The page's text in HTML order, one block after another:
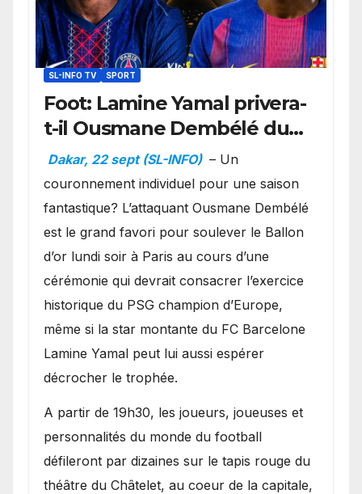
SL-INFO TV SPORT
Foot: Lamine Yamal privera-
t-il Ousmane Dembélé du
Ballon d’or ?
Dakar, 22 sept (SL-INFO) – Un
couronnement individuel pour une saison
fantastique? L’attaquant Ousmane Dembélé
est le grand favori pour soulever le Ballon
d’or lundi soir à Paris au cours d’une
cérémonie qui devrait consacrer l’exercice
historique du PSG champion d’Europe,
même si la star montante du FC Barcelone
Lamine Yamal peut lui aussi espérer
décrocher le trophée.
A partir de 19h30, les joueurs, joueuses et
personnalités du monde du football
défileront par dizaines sur le tapis rouge du
théâtre du Châtelet, au coeur de la capitale,